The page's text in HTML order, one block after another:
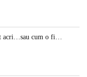
acri…sau cum o fi…